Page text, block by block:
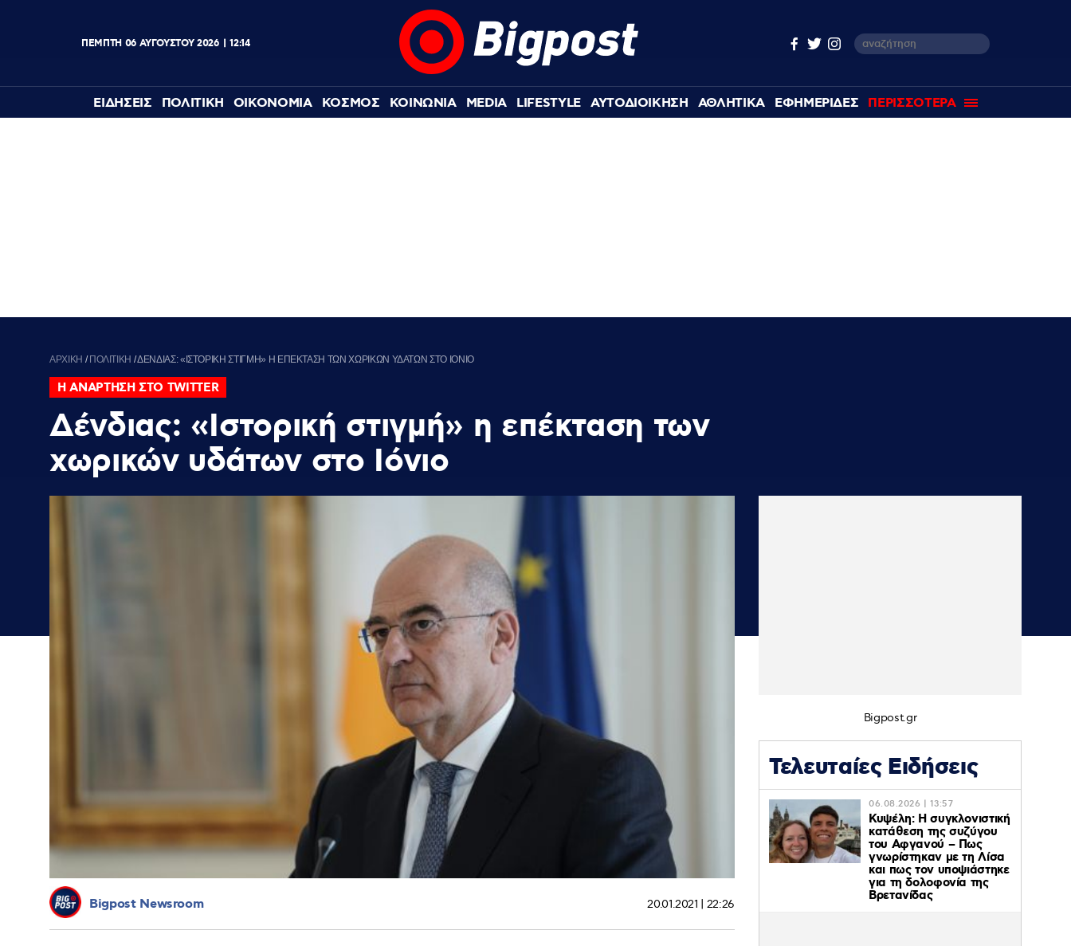
ΠΕΜΠΤΗ 06 ΑΥΓΟΥΣΤΟΥ 2026 12:14
ΕΙΔΗΣΕΙΣ ΠΟΛΙΤΙΚΗ ΟΙΚΟΝΟΜΙΑ ΚΟΣΜΟΣ ΚΟΙΝΩΝΙΑ MEDIA LIFESTYLE ΑΥΤΟΔΙΟΙΚΗΣΗ ΑΘΛΗΤΙΚΑ ΕΦΗΜΕΡΙΔΕΣ ΠΕΡΙΣΣΟΤΕΡΑ
ΑΡΧΙΚΗ / ΠΟΛΙΤΙΚΗ /ΔΕΝΔΙΑΣ: «ΙΣΤΟΡΙΚΗ ΣΤΙΓΜΗ» Η ΕΠΕΚΤΑΣΗ ΤΩΝ ΧΩΡΙΚΩΝ ΥΔΑΤΩΝ ΣΤΟ ΙΟΝΙΟ
Η ΑΝΑΡΤΗΣΗ ΣΤΟ TWITTER
Δένδιας: «Ιστορική στιγμή» η επέκταση των
χωρικών υδάτων στο Ιόνιο
Bigpost Newsroom 20.01.2021 | 22:26
Bigpost.gr
Τελευταίες Ειδήσεις
06.08.2026 | 13:57
Κυψέλη: Η συγκλονιστική
κατάθεση της συζύγου
του Αφγανού – Πως
γνωρίστηκαν με τη Λίσα
και πως τον υποψιάστηκε
για τη δολοφονία της
Βρετανίδας